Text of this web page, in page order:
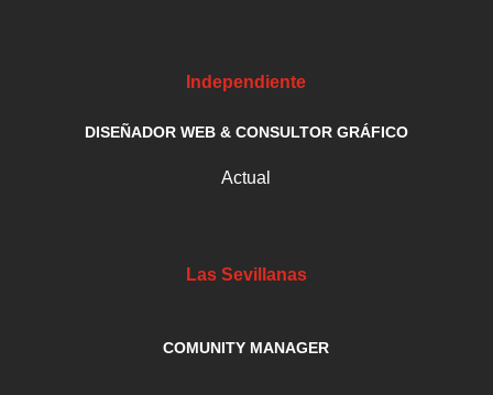
Independiente
DISEÑADOR WEB & CONSULTOR GRÁFICO
Actual
Las Sevillanas
COMUNITY MANAGER